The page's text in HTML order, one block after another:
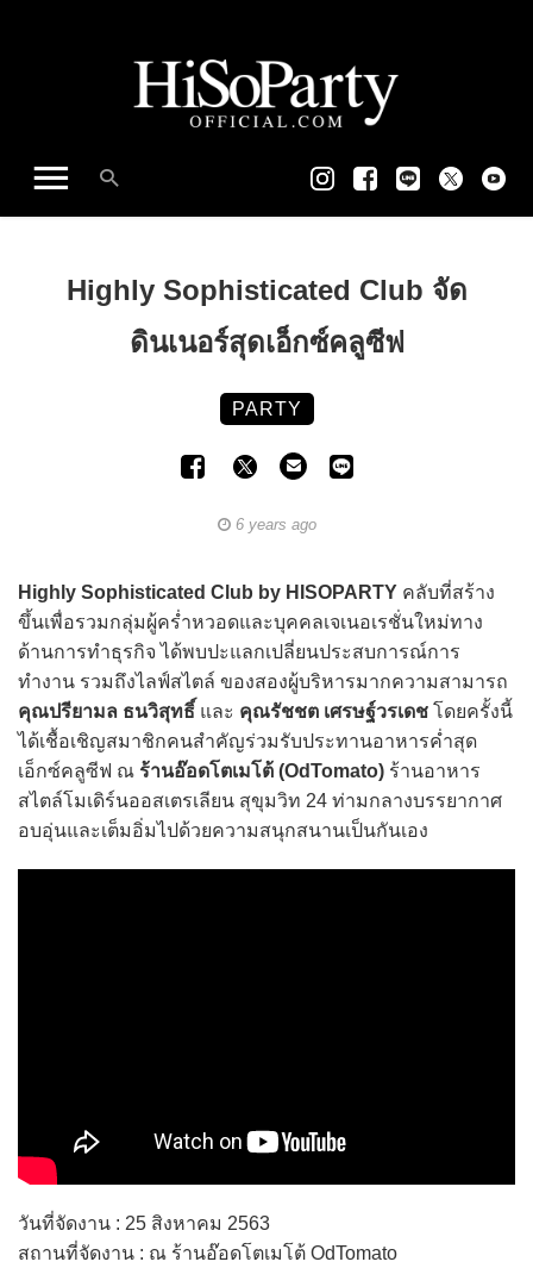
Highly Sophisticated Club จัด
ดินเนอร์สุดเอ็กซ์คลูซีฟ
PARTY
6 years ago
Highly Sophisticated Club by HISOPARTY คลับที่สร้าง
ขึ้นเพื่อรวมกลุ่มผู้คร่ำหวอดและบุคคลเจเนอเรชั่นใหม่ทาง
ด้านการทำธุรกิจ ได้พบปะแลกเปลี่ยนประสบการณ์การ
ทำงาน รวมถึงไลฟ์สไตล์ ของสองผู้บริหารมากความสามารถ
คุณปรียามล ธนวิสุทธิ์ และ คุณรัชชต เศรษฐ์วรเดช โดยครั้งนี้
ได้เชื้อเชิญสมาชิกคนสำคัญร่วมรับประทานอาหารค่ำสุด
เอ็กซ์คลูซีฟ ณ ร้านอ๊อดโตเมโต้ (OdTomato) ร้านอาหาร
สไตล์โมเดิร์นออสเตรเลียน สุขุมวิท 24 ท่ามกลางบรรยากาศ
อบอุ่นและเต็มอิ่มไปด้วยความสนุกสนานเป็นกันเอง
วันที่จัดงาน : 25 สิงหาคม 2563
สถานที่จัดงาน : ณ ร้านอ๊อดโตเมโต้ OdTomato